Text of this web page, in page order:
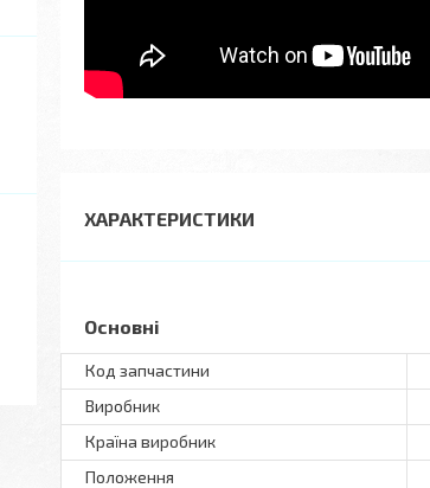
ХАРАКТЕРИСТИКИ
Основні
Код запчастини
Виробник
Країна виробник
Положення